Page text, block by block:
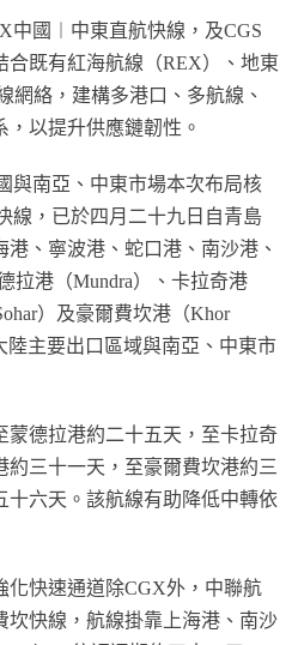
中國︱中東直航快線，及CGS
合既有紅海航線（REX）、地東
網絡，建構多港口、多航線、
以提升供應鏈韌性。
與南亞、中東市場本次布局核
線，已於四月二十九日自青島
、寧波港、蛇口港、南沙港、
拉港（Mundra）、卡拉奇港
）及豪爾費坎港（Khor
陸主要出口區域與南亞、中東市
蒙德拉港約二十五天，至卡拉奇
三十一天，至豪爾費坎港約三
十六天。該航線有助降低中轉依
化快速通道除CGX外，中聯航
坎快線，航線掛靠上海港、南沙